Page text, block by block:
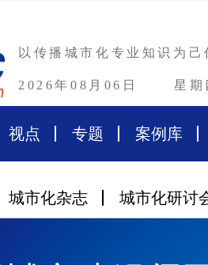
以传播城市化专业知识为己
2026年08月06日 星期
视点 专题 案例库
城市化杂志 城市化研讨